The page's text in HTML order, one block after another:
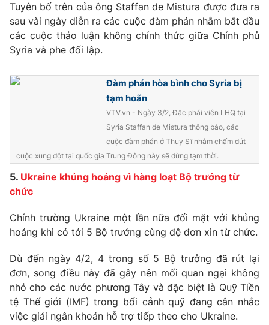
Tuyên bố trên của ông Staffan de Mistura được đưa ra
sau vài ngày diễn ra các cuộc đàm phán nhằm bắt đầu
các cuộc thảo luận không chính thức giữa Chính phủ
Syria và phe đối lập.
Đàm phán hòa bình cho Syria bị
tạm hoãn
VTV.vn - Ngày 3/2, Đặc phái viên LHQ tại
Syria Staffan de Mistura thông báo, các
cuộc đàm phán ở Thụy Sĩ nhằm chấm dứt
cuộc xung đột tại quốc gia Trung Đông này sẽ dừng tạm thời.
5. Ukraine khủng hoảng vì hàng loạt Bộ trưởng từ
chức
Chính trường Ukraine một lần nữa đối mặt với khủng
hoảng khi có tới 5 Bộ trưởng cùng đệ đơn xin từ chức.
Dù đến ngày 4/2, 4 trong số 5 Bộ trưởng đã rút lại
đơn, song điều này đã gây nên mối quan ngại không
nhỏ cho các nước phương Tây và đặc biệt là Quỹ Tiền
tệ Thế giới (IMF) trong bối cảnh quỹ đang cân nhắc
việc giải ngân khoản hỗ trợ tiếp theo cho Ukraine.